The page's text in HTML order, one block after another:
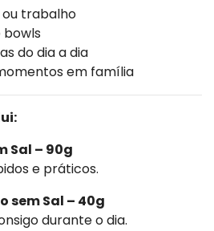
ou trabalho
bowls
do dia a dia
em família
Sal – 90g
e práticos.
sem Sal – 40g
durante o dia.